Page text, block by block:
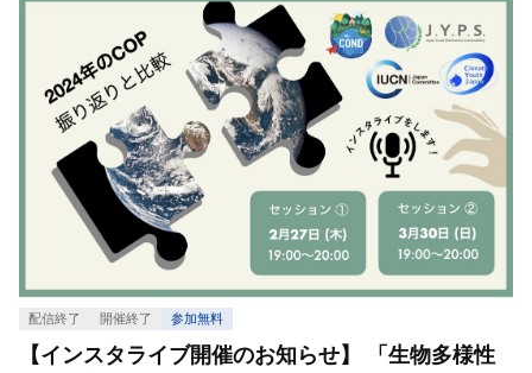
配信終了 開催終了 参加無料
【インスタライブ開催のお知らせ】 「生物多様性